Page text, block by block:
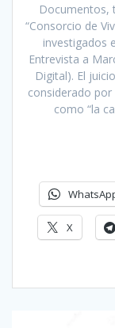
Documentos,
“Consorcio de
investigados
Entrevista a
Digital). El
considerado por
como “la
X